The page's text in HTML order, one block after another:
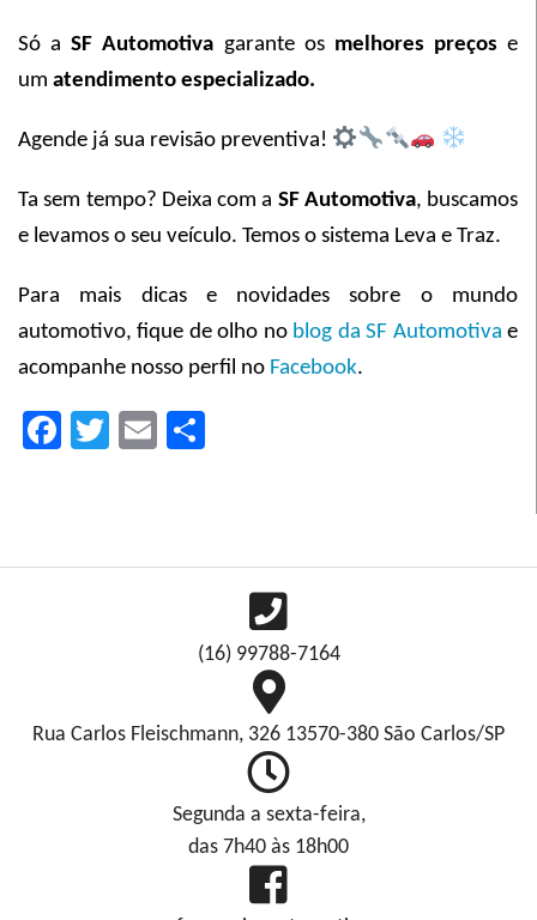
Só aSF Automotiva garante os melhores preços e
um atendimento especializado.
Agende já sua revisão preventiva!
Ta sem tempo? Deixa com a SF Automotiva, buscamos
e levamos o seu veículo. Temos o sistema Leva e Traz.
Para mais dicas e novidades sobre o mundo
automotivo, fique de olho no blog da SF Automotiva e
acompanhe nosso perfil no Facebook.
Facebook
TwitterEmail
(16) 99788-7164
Rua Carlos Fleischmann, 326 13570-380 São Carlos/SP
Segunda a sexta-feira,
das 7h40 às 18h00